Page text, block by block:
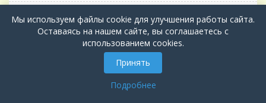
TIMA - посуда для приготовления и сервировки,
кухонные аксессуары
БИОСТАЛЬ - ТЕРМОСА
Мы используем файлы cookie для улучшения работы сайта.
Оставаясь на нашем сайте, вы соглашаетесь с
использованием cookies.
Принять
Подробнее